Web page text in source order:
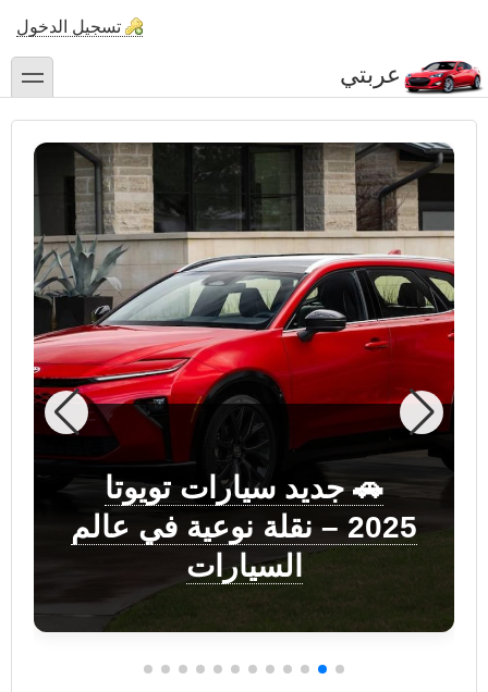
الرئيسي
تسجيل الدخول
عربتي toggle
🚗 جديد سيارات تويوتا
2025 – نقلة نوعية في عالم
السيارات